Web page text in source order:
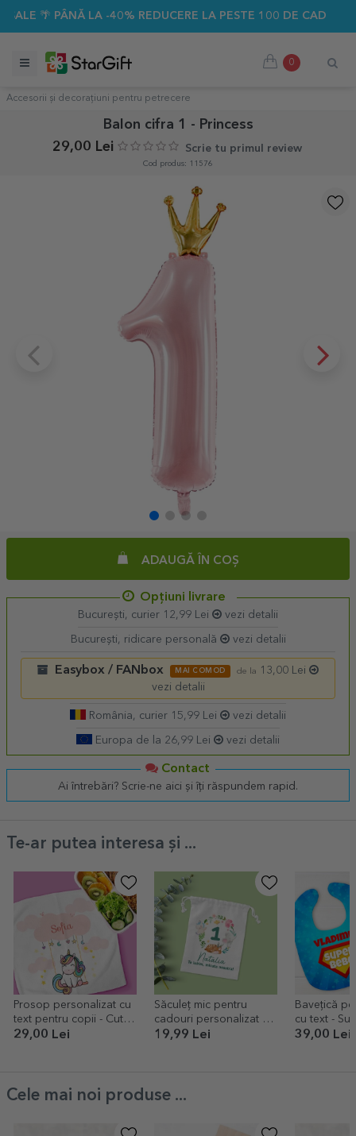
PÂNĂ LA -40% REDUCERE LA PESTE 100 DE CADOURI
0
Accesorii și decorațiuni pentru petrecere
Balon cifra 1 - Princess
29,00 Lei
Scrie tu primul review
Cod produs: 11576
ADAUGĂ ÎN COȘ
Opțiuni livrare
București, curier 12,99 Lei vezi detalii
București, ridicare personală vezi detalii
Easybox / FANbox MAI COMOD de la
13,00 Lei
vezi detalii
România, curier 15,99 Lei vezi detalii
Europa de la 26,99 Lei vezi detalii
Contact
Ai întrebări? Scrie-ne aici și îți răspundem rapid.
Te-ar putea interesa și ...
Prosop personalizat cu
text pentru copii - Cute
Unicorn
29,00 Lei
Săculeț mic pentru
cadouri personalizat cu
text -Happy birthday,
19,99 Lei
Bavețică
cu text -
39,00 Lei
Cele mai noi produse ...